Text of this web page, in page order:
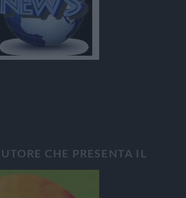
CHE PRESENTA IL